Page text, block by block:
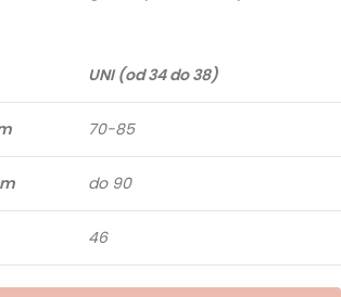
UNI (od 34 do 38)
70-85
do 90
46